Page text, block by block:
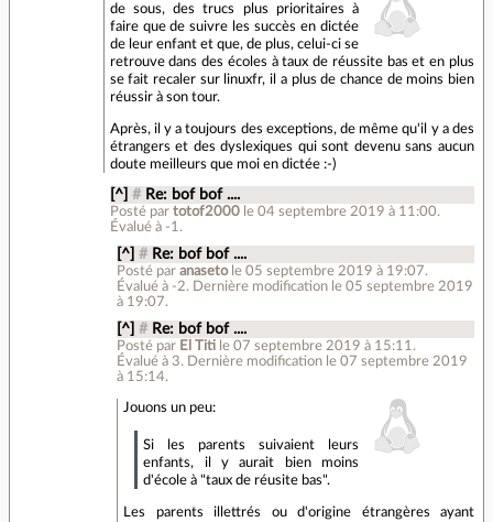
de sous, des trucs plus prioritaires à
faire que de suivre les succès en dictée
de leur enfant et que, de plus, celui-ci se
retrouve dans des écoles à taux de réussite bas et en plus
se fait recaler sur linuxfr, il a plus de chance de moins bien
réussir à son tour.
Après, il y a toujours des exceptions, de même qu'il y a des
étrangers et des dyslexiques qui sont devenu sans aucun
doute meilleurs que moi en dictée :-)
[^] # Re: bof bof ....
Posté partotof2000 le 04 septembre 2019 à 11:00.
Évalué à -1.
[^] # Re: bof bof ....
Posté paranaseto le 05 septembre 2019 à 19:07.
Évalué à -2. Dernière modification le 05 septembre 2019
à 19:07.
[^] # Re: bof bof ....
Posté par El Titi le 07 septembre 2019 à 15:11.
Évalué à 3. Dernière modification le 07 septembre 2019
à 15:14.
Jouons un peu:
Si les parents suivaient leurs
enfants, il y aurait bien moins
d'école à "taux de réusite bas".
Les parents illettrés ou d'origine étrangères ayant